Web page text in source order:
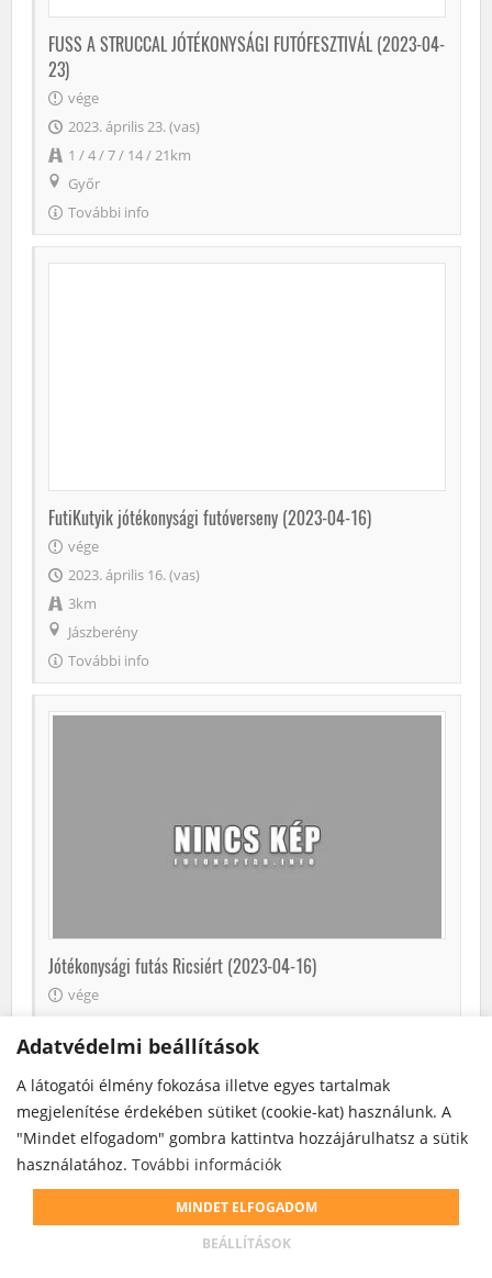
FUSS A STRUCCAL JÓTÉKONYSÁGI FUTÓFESZTIVÁL (2023-04-
23)
vége
2023. április 23. (vas)
1 / 4 / 7 / 14 / 21km
Győr
További info
FutiKutyik jótékonysági futóverseny (2023-04-16)
vége
2023. április 16. (vas)
3km
Jászberény
További info
Jótékonysági futás Ricsiért (2023-04-16)
vége
0.7 / 5km
Zalakaros
További info
Adatvédelmi beállítások
A látogatói élmény fokozása illetve egyes tartalmak
megjelenítése érdekében sütiket (cookie-kat) használunk. A
"Mindet elfogadom" gombra kattintva hozzájárulhatsz a sütik
használatához. További információk
BEÁLLÍTÁSOK
MINDET ELFOGADOM